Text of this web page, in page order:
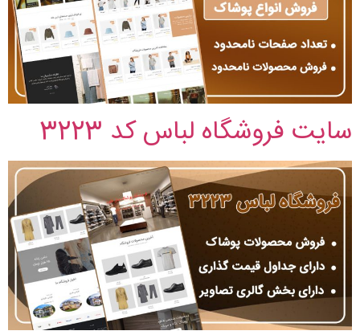
سایت فروشگاه لباس کد 3223